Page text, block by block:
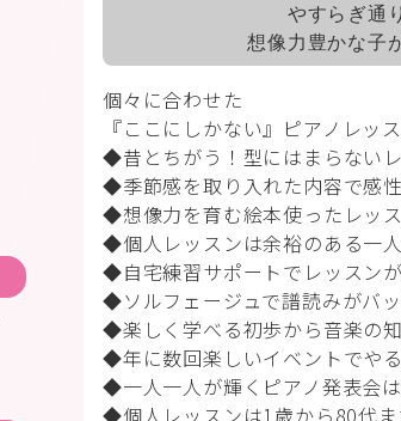
やすらぎ通
想像力豊かな子
個々に合わせた
『ここにしかない』ピアノレッ
◆昔とちがう！型にはまらない
◆季節感を取り入れた内容で感
◆想像力を育む絵本使ったレッ
◆個人レッスンは余裕のある一人
◆自宅練習サポートでレッスン
◆ソルフェージュで譜読みがバ
◆楽しく学べる初歩から音楽の知
◆年に数回楽しいイベントでや
◆一人一人が輝くピアノ発表会
◆個人レッスンは1 歳から80代